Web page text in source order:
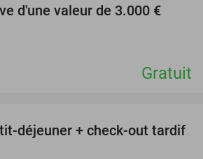
d'une valeur de 3.000 €
Gratuit
43%
déjeuner + check-out tardif